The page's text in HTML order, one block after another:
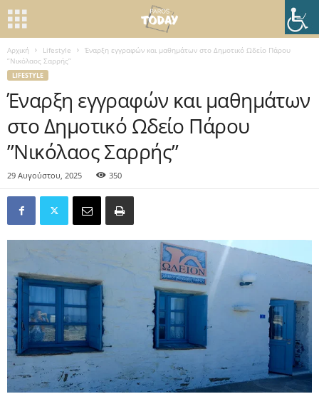
Αρχική Lifestyle
Έναρξη εγγραφών και μαθημάτων στο Δημοτικό Ωδείο Πάρου
”Νικόλαος Σαρρής”
LIFESTYLE
Έναρξη εγγραφών και μαθημάτων
στο Δημοτικό Ωδείο Πάρου
”Νικόλαος Σαρρής”
29 Αυγούστου, 2025 350